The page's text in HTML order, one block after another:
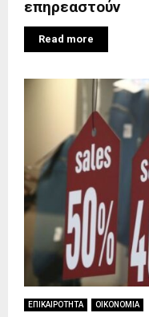
επηρεαστούν
Read more
ΕΠΙΚΑΙΡΟΤΗΤΑ ΟΙΚΟΝΟΜΙΑ